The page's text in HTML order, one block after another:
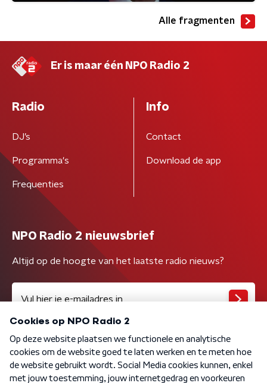
Alle fragmenten
Er is maar één NPO Radio 2
Radio
DJ’s
Programma's
Frequenties
Info
Contact
Download de app
NPO Radio 2 nieuwsbrief
Altijd op de hoogte van het laatste radio nieuws?
Algemene voorwaarden